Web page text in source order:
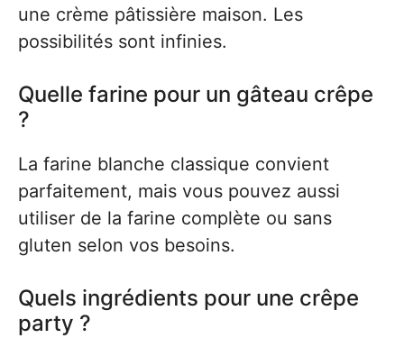
une crème pâtissière maison. Les
possibilités sont infinies.
Quelle farine pour un gâteau crêpe
?
La farine blanche classique convient
parfaitement, mais vous pouvez aussi
utiliser de la farine complète ou sans
gluten selon vos besoins.
Quels ingrédients pour une crêpe
party ?